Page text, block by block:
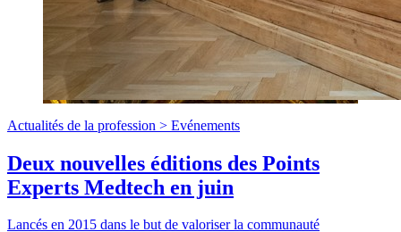
Actualités de la profession > Evénements
Deux nouvelles éditions des Points
Experts Medtech en juin
Lancés en 2015 dans le but de valoriser la communauté